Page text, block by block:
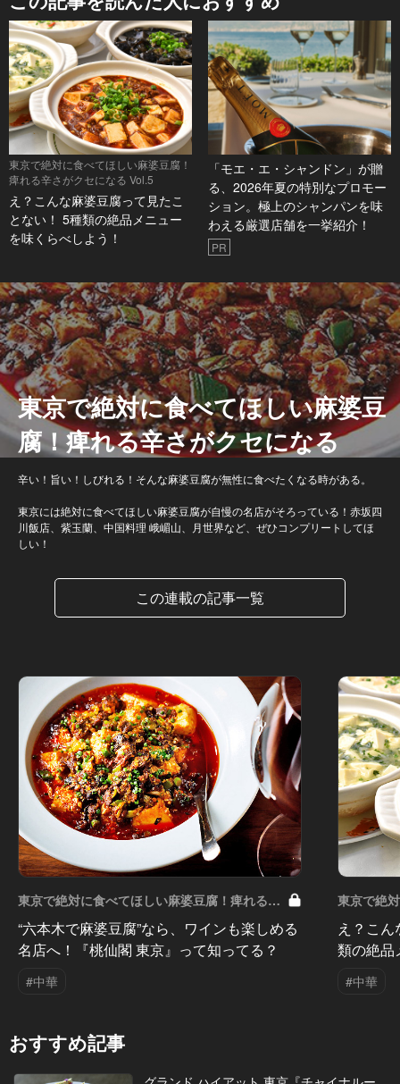
東京で絶対に食べてほしい麻婆豆腐！
痺れる辛さがクセになる Vol.5
え？こんな麻婆豆腐って見たこ
とない！ 5種類の絶品メニュー
を味くらべしよう！
「モエ・エ・シャンドン」が贈
る、2026年夏の特別なプロモー
ション。極上のシャンパンを味
わえる厳選店舗を一挙紹介！
PR
東京で絶対に食べてほしい麻婆豆
腐！痺れる辛さがクセになる
辛い！旨い！しびれる！そんな麻婆豆腐が無性に食べたくなる時がある。
東京には絶対に食べてほしい麻婆豆腐が自慢の名店がそろっている！赤坂四
川飯店、紫玉蘭、中国料理 峨嵋山、月世界など、ぜひコンプリートしてほ
しい！
この連載の記事一覧
東京で絶対に食べてほしい麻婆豆腐！痺れる辛
さがクセになる Vol.7
“六本木で麻婆豆腐”なら、ワインも楽しめる
名店へ！『桃仙閣 東京』って知ってる？
#中華
東京で絶
え？こ
類の絶品
#中華
おすすめ記事